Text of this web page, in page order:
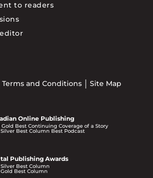
to readers
Terms and Conditions Site Map
Online Publishing
Gold Best Continuing Coverage of a Story
Silver Best Column Best Podcast
Publishing Awards
Silver Best Column
Gold Best Column